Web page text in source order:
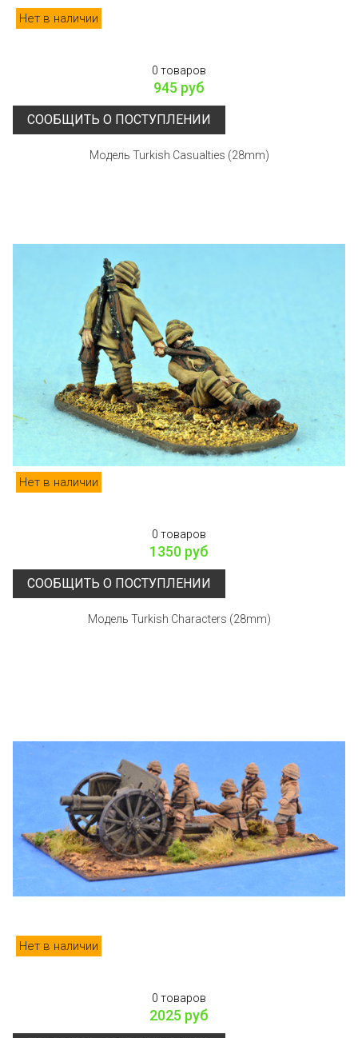
Нет в наличии
0 товаров
945 руб
СООБЩИТЬ О ПОСТУПЛЕНИИ
Модель Turkish Casualties (28mm)
Нет в наличии
0 товаров
1350 руб
СООБЩИТЬ О ПОСТУПЛЕНИИ
Модель Turkish Characters (28mm)
Нет в наличии
0 товаров
2025 руб